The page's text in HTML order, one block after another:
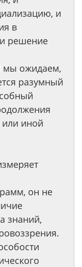
и
в
решение
мы ожидаем,
разумный
или иной
он не
знаний,